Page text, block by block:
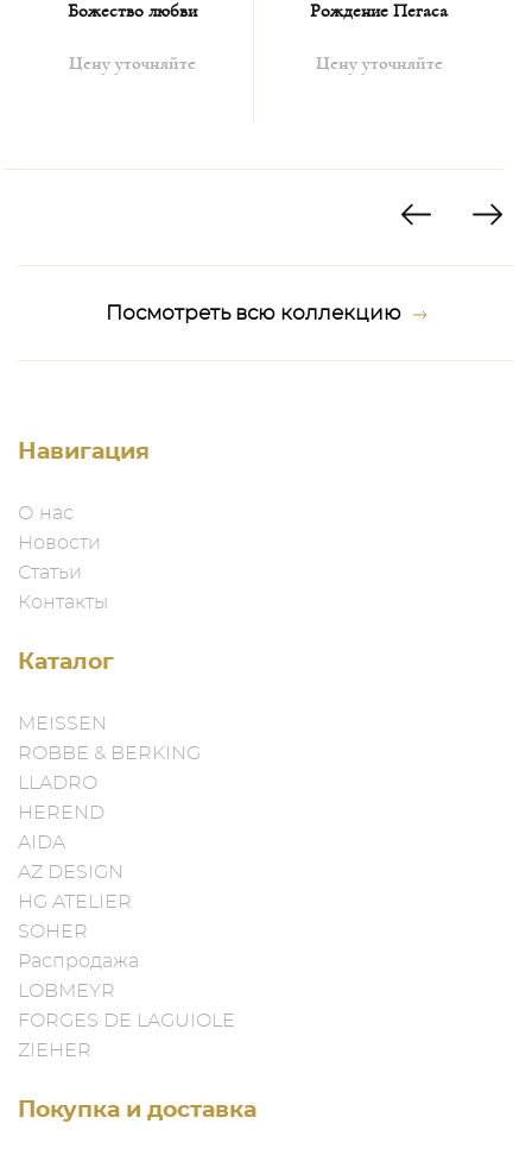
Божество любви
Цену уточняйте
Рождение Пегаса
Цену уточняйте
Посмотреть всю коллекцию
Навигация
О нас
Новости
Статьи
Контакты
Каталог
MEISSEN
ROBBE & BERKING
LLADRO
HEREND
AIDA
AZ DESIGN
HG ATELIER
SOHER
Распродажа
LOBMEYR
FORGES DE LAGUIOLE
ZIEHER
Покупка и доставка